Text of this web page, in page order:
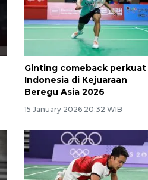
Ginting comeback perkuat
Indonesia di Kejuaraan
Beregu Asia 2026
15 January 2026 20:32 WIB